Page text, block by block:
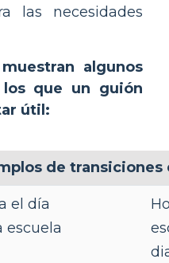
las necesidades
algunos
que un guión
útil:
de transiciones
el día
escuela